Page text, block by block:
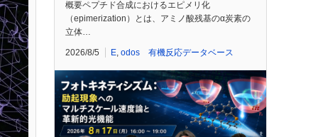
概要ペプチド合成におけるエピメリ化
（epimerization）とは、アミノ酸残基のα炭素の
立体…
2026/8/5 E odos 有機反応データベース